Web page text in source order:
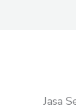
Jasa